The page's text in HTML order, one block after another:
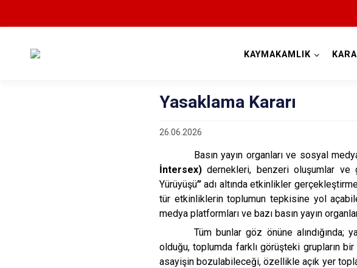
KAYMAKAMLIK
Yasaklama Kararı
26.06.2026
Basın yayın organları ve sosyal
İntersex) dernekleri, benzeri oluşumlar ve
Yürüyüşü” adı altında etkinlikler
tür etkinliklerin toplumun tepkisine yol
medya platformları ve bazı basın yayın
Tüm bunlar göz önüne
olduğu, toplumda farklı görüşteki grupların
asayişin bozulabileceği, özellikle açık yer